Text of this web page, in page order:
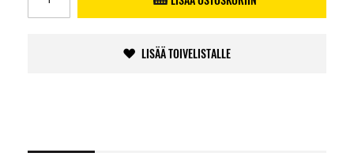
LISÄÄ TOIVELISTALLE